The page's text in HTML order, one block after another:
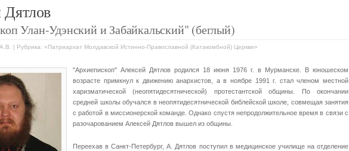
Улан-Удэнский и Забайкальский" (беглый)
| Рубрика: «Патриархат Молдавской Истинно-Православной (Катакомбной) Церкви»
"Архиепископ" Алексей Дятлов родился 18 июня 1976 г. в Мурманске. В юношеском
возрасте примкнул к движению анархистов, а в ноябре 1991 г. стал членом местной
харизматической (неопятидесятнической) протестантской общины. По окончании
средней школы обучался в неопятидесятнической библейской школе, совмещая занятия
с работой в миссионерской команде. Однако спустя непродолжительное время в связи с
разочарованием Алексей Дятлов вышел из общины.
Переехав в Санкт-Петербург, А. Дятлов поступил в медицинское училище на отделение